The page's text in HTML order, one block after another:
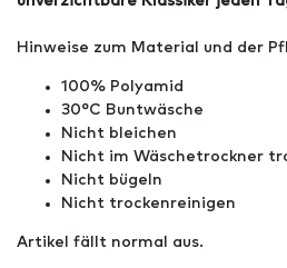
Hinweise zum Material und der
100% Polyamid
30°C Buntwäsche
Nicht bleichen
Nicht im Wäschetrockner
Nicht bügeln
Nicht trockenreinigen
Artikel fällt normal aus.